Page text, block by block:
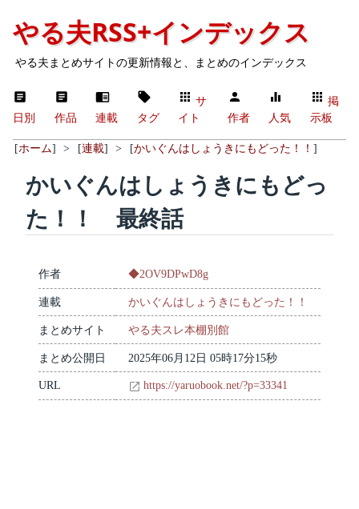
やる夫RSS+インデックス
やる夫まとめサイトの更新情報と、まとめのインデックス
日別 作品 連載 タグ
サ
イト
作者 人気
掲
示板
[ホーム] > [連載] > [かいぐんはしょうきにもどった！！ ]
かいぐんはしょうきにもどっ
た！！ 最終話
作者 ◆2OV9DPwD8g
連載 かいぐんはしょうきにもどった！！
まとめサイト やる夫スレ本棚別館
まとめ公開日 2025年06月12日 05時17分15秒
URL https://yaruobook.net/?p=33341